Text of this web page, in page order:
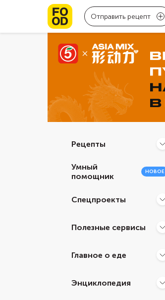
Отправить рецепт
Рецепты
Умный
помощник
НОВОЕ
Спецпроекты
Полезные сервисы
Главное о еде
Энциклопедия